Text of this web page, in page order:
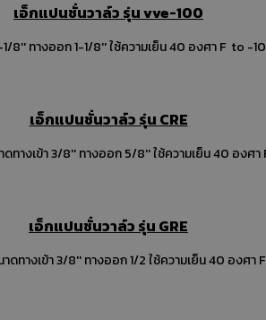
ปั๊มแวคคั่ม,เครื่องแวคคั่ม ราคาพิเศษ,แ
คัตเตอร์ตัดท่อ ชนิดใบมีดมีลู
เอ็กแปนชั่นวาล์ว รุ่น vve-100
เอ็กแปนชั่นวาล์ว จาก อเมริกา ใช้น้ำยา R-22, R-407C ขนาดทางเข้า 1-1/8'' ท
เอ็กแปนชั่นวาล์ว รุ่น CRE
างเข้า 3/8'' ทางออก 5/8'' ใช้ความเย็น 40 องศ
เอ็กแปนชั่นวาล์ว รุ่น GRE